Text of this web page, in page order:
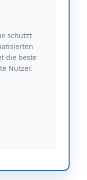
schützt
die beste
Nutzer.